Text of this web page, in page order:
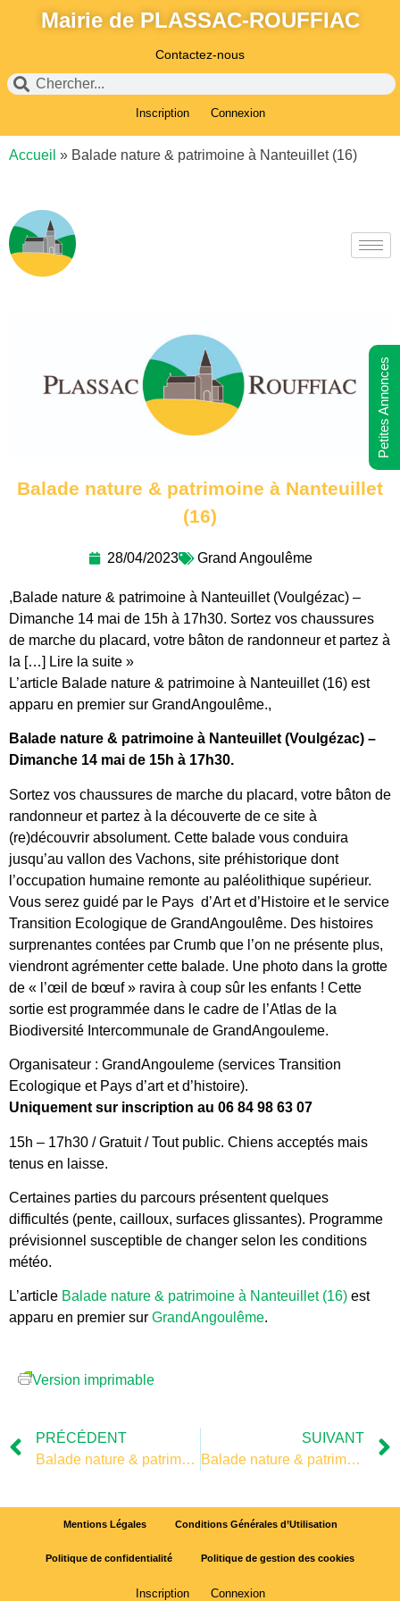
Mairie de PLASSAC-ROUFFIAC
Contactez-nous
Inscription Connexion
Accueil » Balade nature & patrimoine à Nanteuillet (16)
Balade nature & patrimoine à Nanteuillet
(16)
28/04/2023 Grand Angoulême
,Balade nature & patrimoine à Nanteuillet (Voulgézac) –
Dimanche 14 mai de 15h à 17h30. Sortez vos chaussures
de marche du placard, votre bâton de randonneur et partez à
la […] Lire la suite »
L’article Balade nature & patrimoine à Nanteuillet (16) est
apparu en premier sur GrandAngoulême.,
Balade nature & patrimoine à Nanteuillet (Voulgézac) –
Dimanche 14 mai de 15h à 17h30.
Sortez vos chaussures de marche du placard, votre bâton de
randonneur et partez à la découverte de ce site à
(re)découvrir absolument. Cette balade vous conduira
jusqu’au vallon des Vachons, site préhistorique dont
l’occupation humaine remonte au paléolithique supérieur.
Vous serez guidé par le Pays d’Art et d’Histoire et le service
Transition Ecologique de GrandAngoulême. Des histoires
surprenantes contées par Crumb que l’on ne présente plus,
viendront agrémenter cette balade. Une photo dans la grotte
de « l’œil de bœuf » ravira à coup sûr les enfants ! Cette
sortie est programmée dans le cadre de l’Atlas de la
Biodiversité Intercommunale de GrandAngouleme.
Organisateur : GrandAngouleme (services Transition
Ecologique et Pays d’art et d’histoire).
Uniquement sur inscription au 06 84 98 63 07
15h – 17h30 / Gratuit / Tout public. Chiens acceptés mais
tenus en laisse.
Certaines parties du parcours présentent quelques
difficultés (pente, cailloux, surfaces glissantes). Programme
prévisionnel susceptible de changer selon les conditions
météo.
L’article Balade nature & patrimoine à Nanteuillet (16) est
apparu en premier sur GrandAngoulême.
Version imprimable
PRÉCÉDENT
Balade nature & patrimoine à Nanteuillet (16)
SUIVANT
Balade nature & patrimoine à Nanteuillet (16)
Mentions Légales Conditions Générales d’Utilisation
Politique de confidentialité Politique de gestion des cookies
Inscription Connexion
Petites Annonces